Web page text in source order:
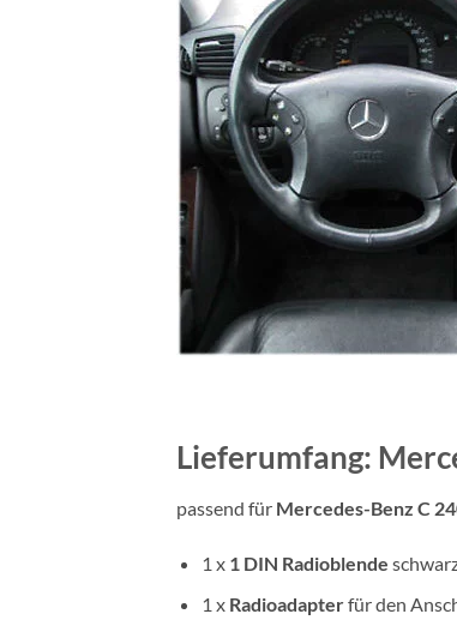
Lieferumfang:
passend für Mercedes-Benz C
1 x 1 DIN Radioblende
1 x Radioadapterfür den